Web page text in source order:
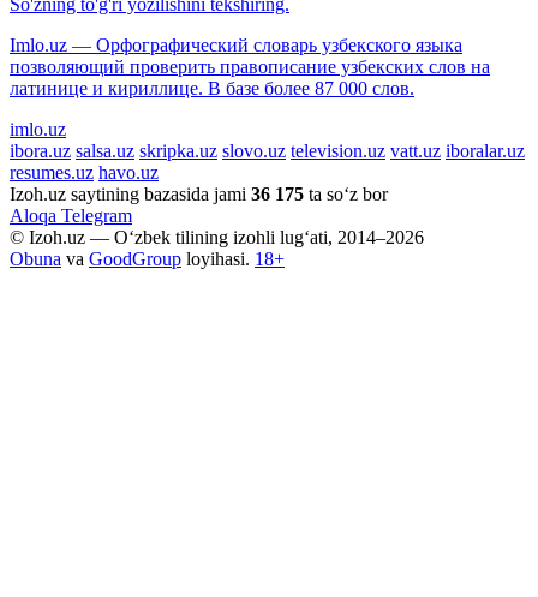
So'zning to'g'ri yozilishini tekshiring.
Imlo.uz — Орфографический словарь узбекского языка
позволяющий проверить правописание узбекских слов на
латинице и кириллице. В базе более 87 000 слов.
imlo.uz
ibora.uz salsa.uz skripka.uz slovo.uz television.uz vatt.uz iboralar.uz
resumes.uz havo.uz
Izoh.uz saytining bazasida jami 36 175 ta so‘z bor
Aloqa Telegram
© Izoh.uz — O‘zbek tilining izohli lug‘ati, 2014–2026
Obuna va GoodGroup loyihasi. 18+